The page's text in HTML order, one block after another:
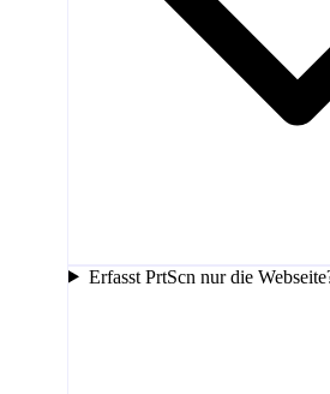
Erfasst PrtScn nur die